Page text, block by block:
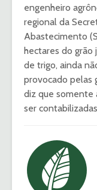
engenheiro
regional da
Abastecimento
hectares do grão
de trigo, ainda
provocado pelas
diz que somente
ser